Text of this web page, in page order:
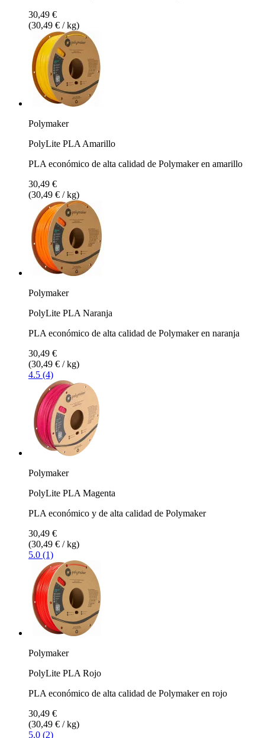
30,49 €
(30,49 € / kg)
Polymaker
PolyLite PLA Amarillo
PLA económico de alta calidad de Polymaker en amarillo
30,49 €
(30,49 € / kg)
Polymaker
PolyLite PLA Naranja
PLA económico de alta calidad de Polymaker en naranja
30,49 €
(30,49 € / kg)
4.5 (4)
Polymaker
PolyLite PLA Magenta
PLA económico y de alta calidad de Polymaker
30,49 €
(30,49 € / kg)
5.0 (1)
Polymaker
PolyLite PLA Rojo
PLA económico de alta calidad de Polymaker en rojo
30,49 €
(30,49 € / kg)
5.0 (2)